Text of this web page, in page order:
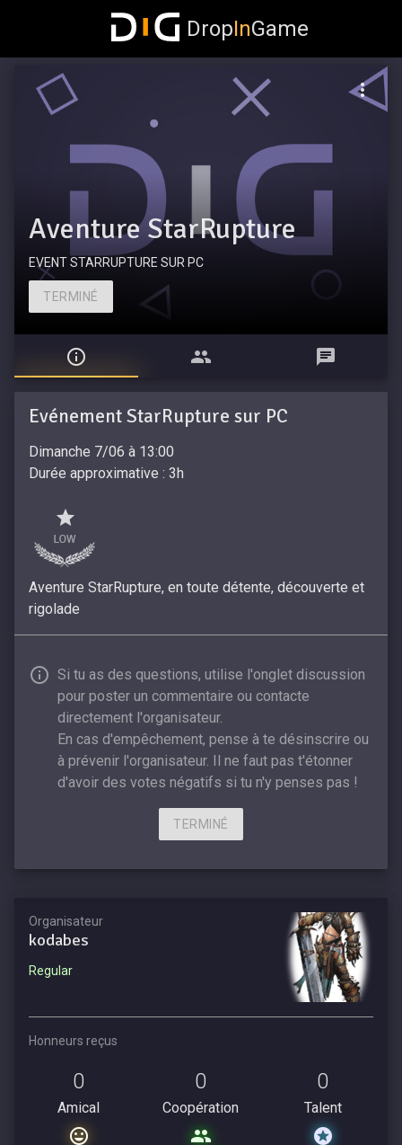
DropInGame
Aventure StarRupture
EVENT STARRUPTURE SUR PC
TERMINÉ
Evénement StarRupture sur PC
Dimanche 7/06 à 13:00
Durée approximative : 3h
Aventure StarRupture, en toute détente, découverte et
rigolade
Si tu as des questions, utilise l'onglet discussion
pour poster un commentaire ou contacte
directement l'organisateur.
En cas d'empêchement, pense à te désinscrire ou
à prévenir l'organisateur. Il ne faut pas t'étonner
d'avoir des votes négatifs si tu n'y penses pas !
TERMINÉ
Organisateur
kodabes
Regular
Honneurs reçus
0
Amical
0
Coopération
0
Talent